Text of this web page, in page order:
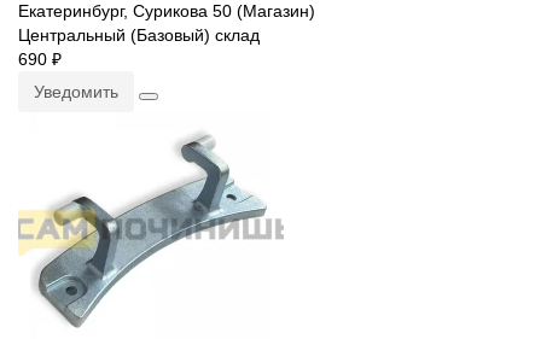
Екатеринбург, Сурикова 50 (Магазин)
Центральный (Базовый) склад
690 ₽
Уведомить